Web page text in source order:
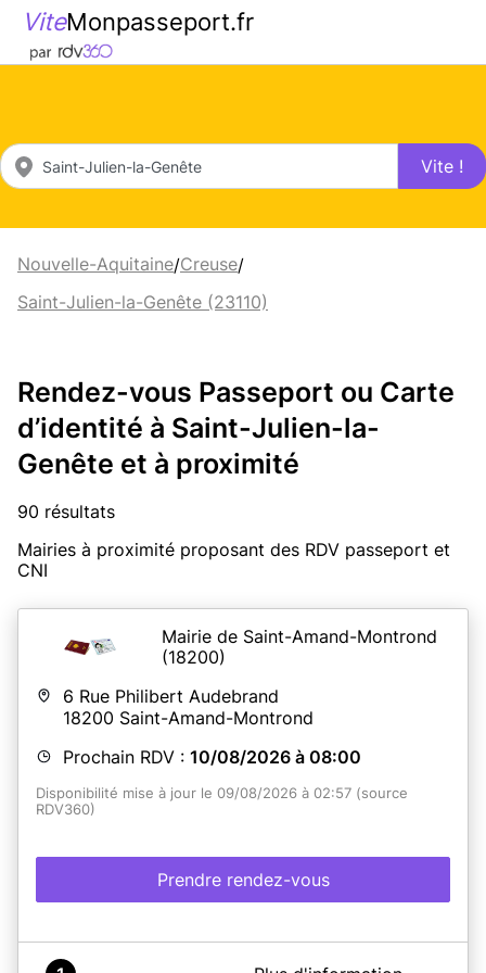
ViteMonpasseport.fr
Vite !
Nouvelle-Aquitaine/Creuse/
Saint-Julien-la-Genête (23110)
Rendez-vous Passeport ou Carte
d’identité à Saint-Julien-la-
Genête et à proximité
90 résultats
Mairies à proximité proposant des RDV passeport et
CNI
Mairie de Saint-Amand-Montrond
(18200)
6 Rue Philibert Audebrand
18200 Saint-Amand-Montrond
Prochain RDV : 10/08/2026 à 08:00
Disponibilité mise à jour le 09/08/2026 à 02:57 (source
RDV360)
Prendre rendez-vous
A propos de Mairie de SAINT-AMAND-MONTROND